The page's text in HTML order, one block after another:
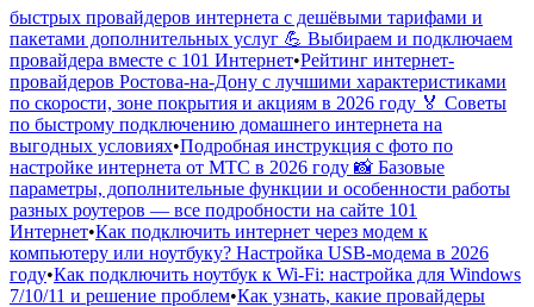
быстрых провайдеров интернета с дешёвыми тарифами и
пакетами дополнительных услуг 💪 Выбираем и подключаем
провайдера вместе с 101 Интернет•Рейтинг интернет-
провайдеров Ростова-на-Дону с лучшими характеристиками
по скорости, зоне покрытия и акциям в 2026 году 🏅 Советы
по быстрому подключению домашнего интернета на
выгодных условиях•Подробная инструкция с фото по
настройке интернета от МТС в 2026 году 📸 Базовые
параметры, дополнительные функции и особенности работы
разных роутеров — все подробности на сайте 101
Интернет•Как подключить интернет через модем к
компьютеру или ноутбуку? Настройка USB-модема в 2026
году•Как подключить ноутбук к Wi-Fi: настройка для Windows
7/10/11 и решение проблем•Как узнать, какие провайдеры